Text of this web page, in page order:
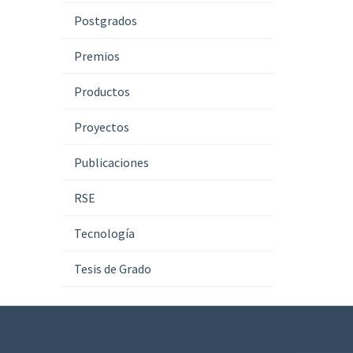
Postgrados
Premios
Productos
Proyectos
Publicaciones
RSE
Tecnología
Tesis de Grado